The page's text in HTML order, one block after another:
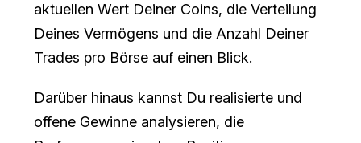
aktuellen Wert Deiner Coins, die Verteilung
Deines Vermögens und die Anzahl Deiner
Trades pro Börse auf einen Blick.
Darüber hinaus kannst Du realisierte und
offene Gewinne analysieren, die